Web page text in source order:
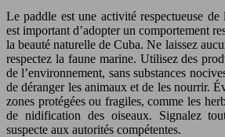
Le paddle est une activité respectueuse de
est important d’adopter un comportement
la beauté naturelle de Cuba. Ne laissez
respectez la faune marine. Utilisez des
de l’environnement, sans substances
de déranger les animaux et de les nourrir.
zones protégées ou fragiles, comme les
de nidification des oiseaux. Signalez
suspecte aux autorités compétentes.